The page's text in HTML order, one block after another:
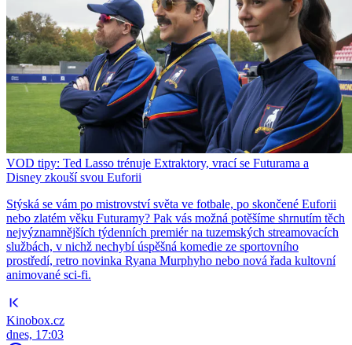
VOD tipy: Ted Lasso trénuje Extraktory, vrací se Futurama a
Disney zkouší svou Euforii
Stýská se vám po mistrovství světa ve fotbale, po skončené Euforii
nebo zlatém věku Futuramy? Pak vás možná potěšíme shrnutím těch
nejvýznamnějších týdenních premiér na tuzemských streamovacích
službách, v nichž nechybí úspěšná komedie ze sportovního
prostředí, retro novinka Ryana Murphyho nebo nová řada kultovní
animované sci-fi.
Kinobox.cz
dnes, 17:03